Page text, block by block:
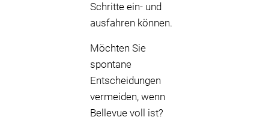
Schritte ein- und
ausfahren können.
Möchten Sie
spontane
Entscheidungen
vermeiden, wenn
Bellevue voll ist?